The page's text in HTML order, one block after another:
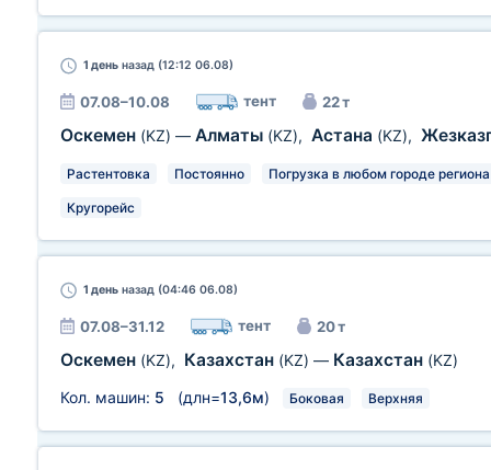
1 день назад (12:12 06.08)
07.08–10.08 тент 22 т
Оскемен (KZ) — Алматы (KZ), Астана (KZ),
Растентовка Постоянно Погрузка в любом городе региона
Кругорейс
1 день назад (04:46 06.08)
07.08–31.12 тент 20 т
Оскемен (KZ), Казахстан (KZ) — Казахстан (KZ)
Кол. машин: 5 (длн=13,6м) Боковая Верхняя